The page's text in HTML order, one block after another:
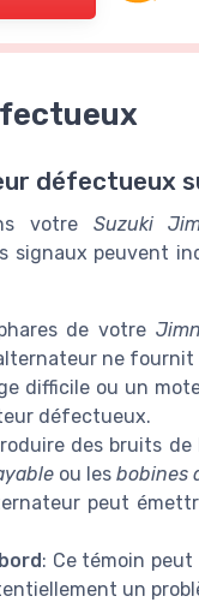
défectueux
votre Suzuki
signaux peuvent
de votre
ne fournit
difficile ou un
défectueux.
des bruits
ou les bobines
peut
: Ce témoin
un